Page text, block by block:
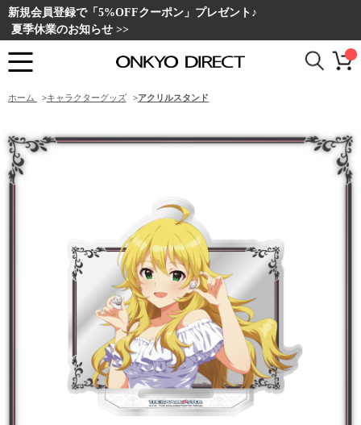
新規会員登録で「5%OFFクーポン」プレゼント♪
夏季休業のお知らせ >>
ホーム >キャラクターグッズ >アクリルスタンド